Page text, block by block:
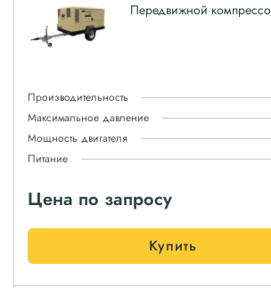
Передвижной
Производительность
Максимальное давление
Мощность двигателя
Питание
Цена по запросу
Купить